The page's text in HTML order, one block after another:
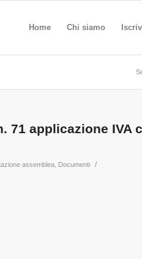
Home Chi siamo
71 applicazione IVA
assemblea Documenti /